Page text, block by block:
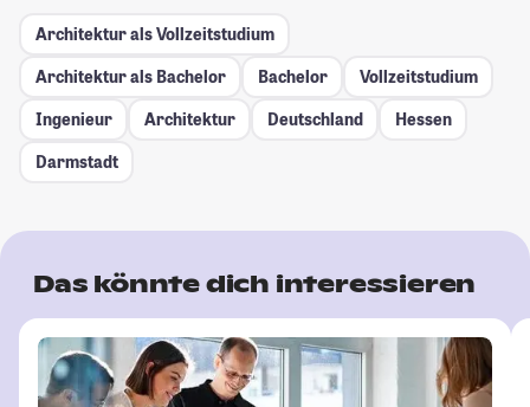
Architektur als Vollzeitstudium
Architektur als Bachelor
Bachelor
Vollzeitstudium
Ingenieur
Architektur Deutschland
Hessen
Darmstadt
Das könnte dich interessieren